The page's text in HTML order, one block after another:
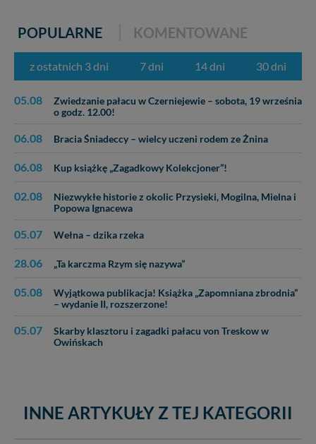
POPULARNE KOMENTOWANE
z ostatnich 3 dni 7 dni 14 dni 30 dni
05.08
Zwiedzanie pałacu w Czerniejewie – sobota, 19 września
o godz. 12.00!
06.08 Bracia Śniadeccy – wielcy uczeni rodem ze Żnina
06.08 Kup książkę „Zagadkowy Kolekcjoner”!
02.08
Niezwykłe historie z okolic Przysieki, Mogilna, Mielna i
Popowa Ignacewa
05.07 Wełna – dzika rzeka
28.06 „Ta karczma Rzym się nazywa”
05.08
Wyjątkowa publikacja! Książka „Zapomniana zbrodnia”
– wydanie II, rozszerzone!
05.07
Skarby klasztoru i zagadki pałacu von Treskow w
Owińskach
INNE ARTYKUŁY Z TEJ KATEGORII